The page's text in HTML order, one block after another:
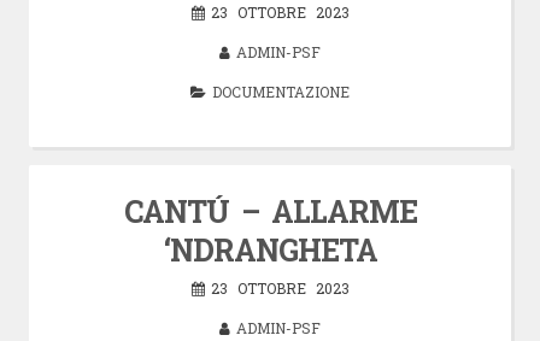
23 OTTOBRE 2023
ADMIN-PSF
DOCUMENTAZIONE
CANTÚ – ALLARME
‘NDRANGHETA
23 OTTOBRE 2023
ADMIN-PSF